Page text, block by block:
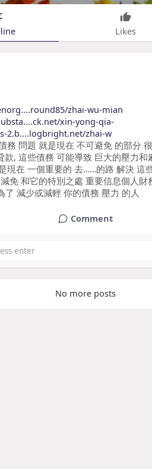
Likes
zhai-wu-mian
xin-yong-qia-
2.b....logbright.net/zhai-w
務 問題 就是現在 不可避免 的部分
, 這些債務 可能導致 巨大的壓力和
現在 一個重要的 去……的路 解決 這
免 和它的特別之處 重要信息個人
了 減少或減輕 你的債務 壓力 的人
Comment
No more posts